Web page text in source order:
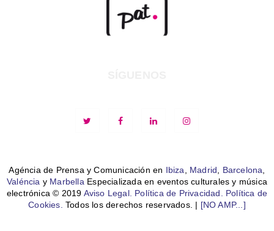
Agéncia de Prensa y Comunicación en Ibiza, Madrid, Barcelona,
Valéncia y MarbellaEspecializada en eventos culturales y música
electrónica © 2019 Aviso Legal. Política de Privacidad. Política de
Cookies. Todos los derechos reservados. | [NO AMP...]